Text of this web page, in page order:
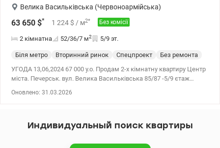
Велика Васильківська (Червоноармійська)
63 650 $* 1 224 $ / м2* Без комісії
2 кімнатна 52/36/7 м2 5/9 эт.
Біля метро Вторинний ринок Спецпроект
Без ремонта
УГОДА 13,06,2024 67 000 у.о. Продам 2-х кімнатну квартиру Центр
міста. Печерськ. вул. Велика Васильківська 85/87 -5/9 єтаж
Олімпійська та Палац України. -підходить як для власного
Україна, Володимирський ринок, парки та сквери.
Оновлено: 31.03.2026
Индивидуальный поиск квартиры